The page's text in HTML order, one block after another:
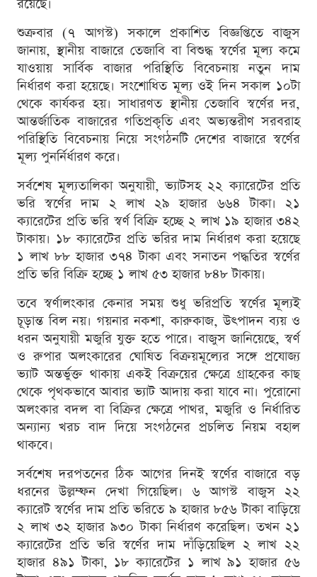
রয়েছে।
শুক্রবার (৭ আগস্ট) সকালে প্রকাশিত বিজ্ঞপ্তিতে বাজুস
জানায়, স্থানীয় বাজারে তেজাবি বা বিশুদ্ধ স্বর্ণের মূল্য কমে
যাওয়ায় সার্বিক বাজার পরিস্থিতি বিবেচনায় নতুন দাম
নির্ধারণ করা হয়েছে। সংশোধিত মূল্য ওই দিন সকাল ১০টা
থেকে কার্যকর হয়। সাধারণত স্থানীয় তেজাবি স্বর্ণের দর,
আন্তর্জাতিক বাজারের গতিপ্রকৃতি এবং অভ্যন্তরীণ সরবরাহ
পরিস্থিতি বিবেচনায় নিয়ে সংগঠনটি দেশের বাজারে স্বর্ণের
মূল্য পুনর্নির্ধারণ করে।
সর্বশেষ মূল্যতালিকা অনুযায়ী, ভ্যাটসহ ২২ ক্যারেটের প্রতি
ভরি স্বর্ণের দাম ২ লাখ ২৯ হাজার ৬৬৪ টাকা। ২১
ক্যারেটের প্রতি ভরি স্বর্ণ বিক্রি হচ্ছে ২ লাখ ১৯ হাজার ৩৪২
টাকায়। ১৮ ক্যারেটের প্রতি ভরির দাম নির্ধারণ করা হয়েছে
১ লাখ ৮৮ হাজার ৩৭৪ টাকা এবং সনাতন পদ্ধতির স্বর্ণের
প্রতি ভরি বিক্রি হচ্ছে ১ লাখ ৫৩ হাজার ৮৪৮ টাকায়।
তবে স্বর্ণালংকার কেনার সময় শুধু ভরিপ্রতি স্বর্ণের মূল্যই
চূড়ান্ত বিল নয়। গয়নার নকশা, কারুকাজ, উৎপাদন ব্যয় ও
ধরন অনুযায়ী মজুরি যুক্ত হতে পারে। বাজুস জানিয়েছে, স্বর্ণ
ও রুপার অলংকারের ঘোষিত বিক্রয়মূল্যের সঙ্গে প্রযোজ্য
ভ্যাট অন্তর্ভুক্ত থাকায় একই বিক্রয়ের ক্ষেত্রে গ্রাহকের কাছ
থেকে পৃথকভাবে আবার ভ্যাট আদায় করা যাবে না। পুরোনো
অলংকার বদল বা বিক্রির ক্ষেত্রে পাথর, মজুরি ও নির্ধারিত
অন্যান্য খরচ বাদ দিয়ে সংগঠনের প্রচলিত নিয়ম বহাল
থাকবে।
সর্বশেষ দরপতনের ঠিক আগের দিনই স্বর্ণের বাজারে বড়
ধরনের উল্লম্ফন দেখা গিয়েছিল। ৬ আগস্ট বাজুস ২২
ক্যারেট স্বর্ণের দাম প্রতি ভরিতে ৯ হাজার ৮৫৬ টাকা বাড়িয়ে
২ লাখ ৩২ হাজার ৯৩০ টাকা নির্ধারণ করেছিল। তখন ২১
ক্যারেটের প্রতি ভরি স্বর্ণের দাম দাঁড়িয়েছিল ২ লাখ ২২
হাজার ৪৯১ টাকা, ১৮ ক্যারেটের ১ লাখ ৯১ হাজার ৫৬